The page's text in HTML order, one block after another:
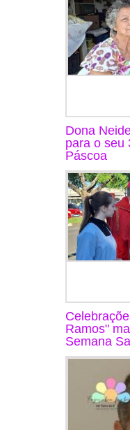
Dona
para o seu
Páscoa
Ramos"
Semana